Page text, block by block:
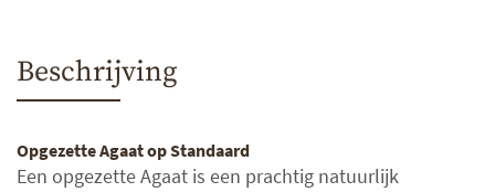
Beschrijving
Opgezette Agaat op Standaard
Een opgezette Agaat is een prachtig natuurlijk